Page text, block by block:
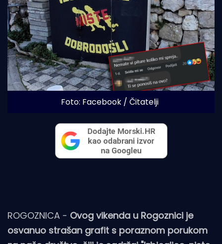
Foto: Facebook / Čitatelji
ROGOZNICA - Ovog vikenda u Rogoznici je
osvanuo strašan grafit s poraznom porukom